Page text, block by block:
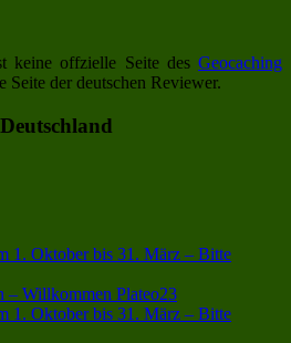
keine offzielle Seite des Geocaching
Seite der deutschen Reviewer.
1. Oktober bis 31. März – Bitte
– Willkommen Plateo23
1. Oktober bis 31. März – Bitte